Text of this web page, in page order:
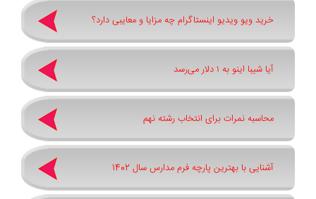
خرید ویو ویدیو اینستاگرام چه مزایا و معایبی دارد؟
آیا شیبا اینو به ۱ دلار می‌رسد
محاسبه نمرات برای انتخاب رشته نهم
آشنایی با بهترین پارچه فرم مدارس سال 1402